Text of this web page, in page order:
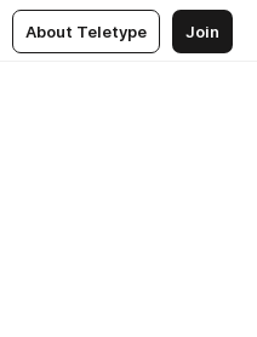
About Teletype Join